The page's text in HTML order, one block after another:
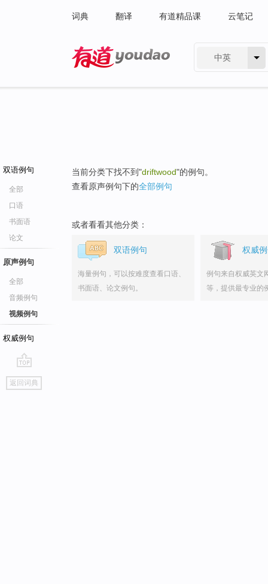
词典 翻译 有道精品课 云笔记
中英
双语例句
全部
口语
书面语
论文
原声例句
全部
音频例句
视频例句
权威例句
go
top
返回词典
当前分类下找不到"driftwood"的例句。
查看原声例句下的全部例句
或者看看其他分类：
双语例句
海量例句，可以按难度查看口语、
书面语、论文例句。
权威
例句来自权威英文
等，提供最专业的